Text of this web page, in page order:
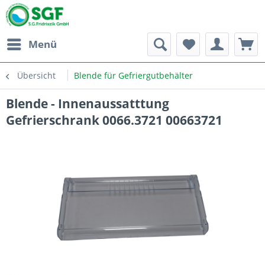
Menü
Übersicht Blende für Gefriergutbehälter
Blende - Innenaussatttung
Gefrierschrank 0066.3721 00663721